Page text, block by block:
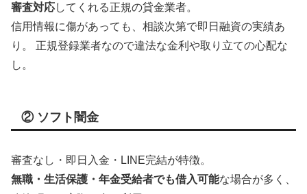
審査対応してくれる正規の貸金業者。
信用情報に傷があっても、相談次第で即日融資の実績あ
り。 正規登録業者なので違法な金利や取り立ての心配な
し。
② ソフト闇金
審査なし・即日入金・LINE完結が特徴。
無職・生活保護・年金受給者でも借入可能な場合が多く、